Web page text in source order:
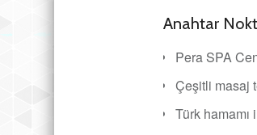
Anahtar
Pera SPA
Çeşitli masaj
Türk